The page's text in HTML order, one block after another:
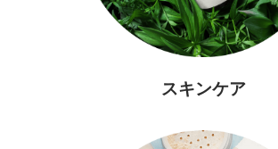
スキンケア